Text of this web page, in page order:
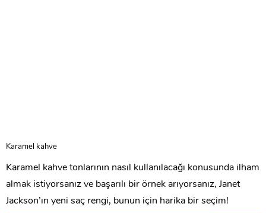
Karamel kahve
Karamel kahve tonlarının nasıl kullanılacağı konusunda ilham
almak istiyorsanız ve başarılı bir örnek arıyorsanız, Janet
Jackson’ın yeni saç rengi, bunun için harika bir seçim!